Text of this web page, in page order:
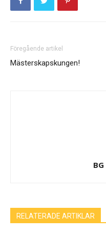
Föregående artikel
Mästerskapskungen!
RELATERADE ARTIKLAR